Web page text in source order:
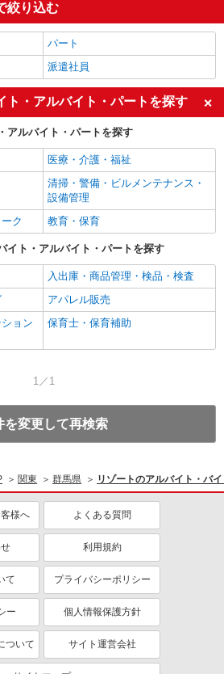
絞り込む
パート
派遣社員
ト・アルバイト・パートを探す
アルバイト・パートを探す
医療・介護・福祉
清掃・警備・ビルメンテナンス・
設備管理
ク
教育・保育
イト・アルバイト・パートを探す
入出庫・商品管理・検品・検査
アパレル販売
ョン
保育士・保育補助
1／1
を変更して再検索
関東 群馬県 リゾートのアルバイト・バ
様へ よくある質問
利用規約
て プライバシーポリシー
ー 個人情報保護方針
ついて サイト運営会社